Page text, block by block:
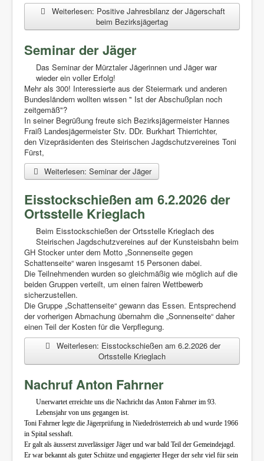
Weiterlesen: Positive Jahresbilanz der Jägerschaft
beim Bezirksjägertag
Seminar der Jäger
Das Seminar der Mürztaler Jägerinnen und Jäger war
wieder ein voller Erfolg!
Mehr als 300! Interessierte aus der Steiermark und anderen
Bundesländern wollten wissen " Ist der Abschußplan noch
zeitgemäß"?
In seiner Begrüßung freute sich Bezirksjägermeister Hannes
Fraiß Landesjägermeister Stv. DDr. Burkhart Thierrichter,
den Vizepräsidenten des Steirischen Jagdschutzvereines Toni
Fürst,
Weiterlesen: Seminar der Jäger
Eisstockschießen am 6.2.2026 der
Ortsstelle Krieglach
Beim Eisstockschießen der Ortsstelle Krieglach des
Steirischen Jagdschutzvereines auf der Kunsteisbahn beim
GH Stocker unter dem Motto „Sonnenseite gegen
Schattenseite“ waren insgesamt 15 Personen dabei.
Die Teilnehmenden wurden so gleichmäßig wie möglich auf die
beiden Gruppen verteilt, um einen fairen Wettbewerb
sicherzustellen.
Die Gruppe „Schattenseite“ gewann das Essen. Entsprechend
der vorherigen Abmachung übernahm die „Sonnenseite“ daher
einen Teil der Kosten für die Verpflegung.
Weiterlesen: Eisstockschießen am 6.2.2026 der
Ortsstelle Krieglach
Nachruf Anton Fahrner
Unerwartet erreichte uns die Nachricht das Anton Fahrner im 93.
Lebensjahr von uns gegangen ist.
Toni Fahrner legte die Jägerprüfung in Niededrösterreich ab und wurde 1966
in Spital sesshaft.
Er galt als äusserst zuverlässiger Jäger und war bald Teil der Gemeindejagd.
Er war bekannt als guter Schütze und engagierter Heger der sehr viel für sein